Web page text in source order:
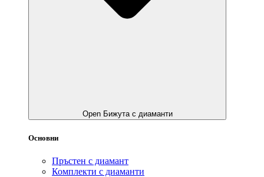
Open Бижута с диаманти
Основни
Пръстен с диамант
Комплекти с диаманти